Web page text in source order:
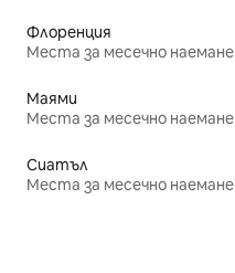
Флоренция
Места за месечно наемане
Маями
Места за месечно наемане
Сиатъл
Места за месечно наемане